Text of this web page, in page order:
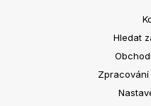
Hledat